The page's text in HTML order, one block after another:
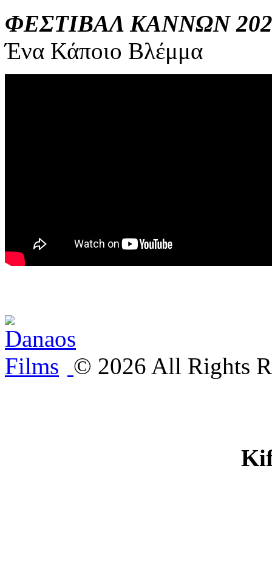
ΦΕΣΤΙΒΑΛ ΚΑΝΝΩΝ
Ένα Κάποιο Βλέμμα
© 2026 All Rights